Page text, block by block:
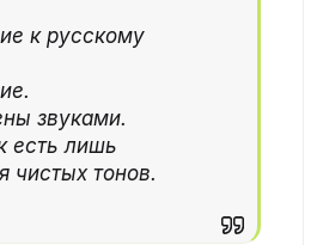
к русскому
звуками.
есть лишь
чистых тонов.